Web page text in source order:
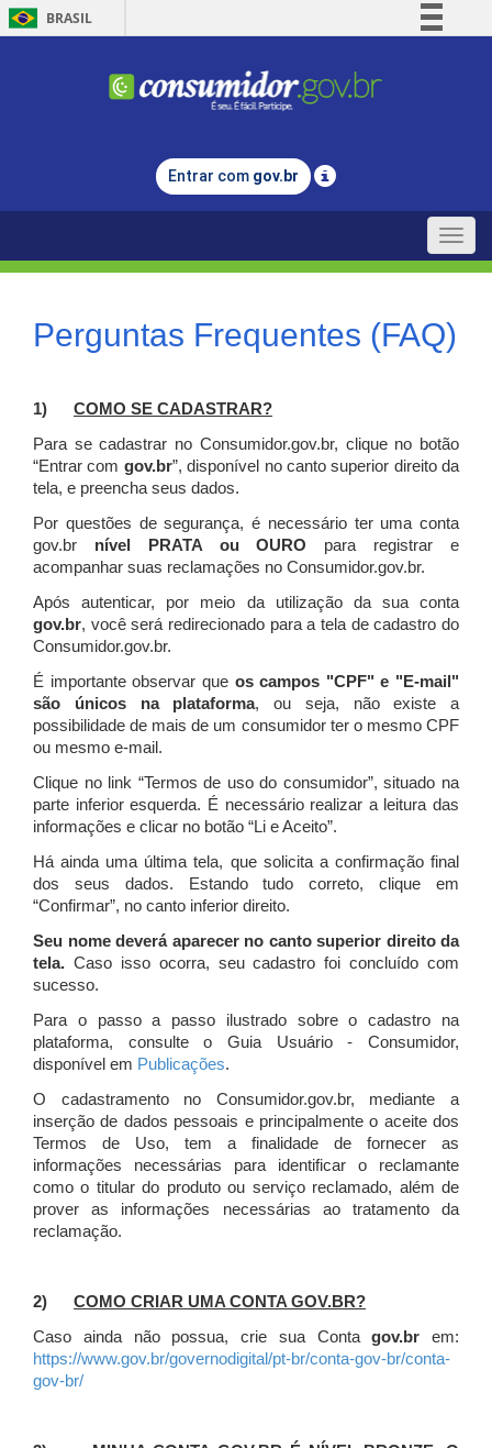
BRASIL
Comunica BR
Legislação
Entrar com gov.br
Toggle
Perguntas Frequentes (FAQ)
1) COMO SE CADASTRAR?
Para se cadastrar no Consumidor.gov.br, clique no botão
“Entrar com gov.br”, disponível no canto superior direito da
tela, e preencha seus dados.
Por questões de segurança, é necessário ter uma conta
gov.br nível PRATA ou OURO para registrar e
acompanhar suas reclamações no Consumidor.gov.br.
Após autenticar, por meio da utilização da sua conta
gov.br, você será redirecionado para a tela de cadastro do
Consumidor.gov.br.
É importante observar que os campos "CPF" e "E-mail"
são únicos na plataforma, ou seja, não existe a
possibilidade de mais de um consumidor ter o mesmo CPF
ou mesmo e-mail.
Clique no link “Termos de uso do consumidor”, situado na
parte inferior esquerda. É necessário realizar a leitura das
informações e clicar no botão “Li e Aceito”.
Há ainda uma última tela, que solicita a confirmação final
dos seus dados. Estando tudo correto, clique em
“Confirmar”, no canto inferior direito.
Seu nome deverá aparecer no canto superior direito da
tela. Caso isso ocorra, seu cadastro foi concluído com
sucesso.
Para o passo a passo ilustrado sobre o cadastro na
plataforma, consulte o Guia Usuário - Consumidor,
disponível em Publicações.
O cadastramento no Consumidor.gov.br, mediante a
inserção de dados pessoais e principalmente o aceite dos
Termos de Uso, tem a finalidade de fornecer as
informações necessárias para identificar o reclamante
como o titular do produto ou serviço reclamado, além de
prover as informações necessárias ao tratamento da
reclamação.
2) COMO CRIAR UMA CONTA GOV.BR?
Caso ainda não possua, crie sua Contagov.br em:
https://www.gov.br/governodigital/pt-br/conta-gov-br/conta-
gov-br/